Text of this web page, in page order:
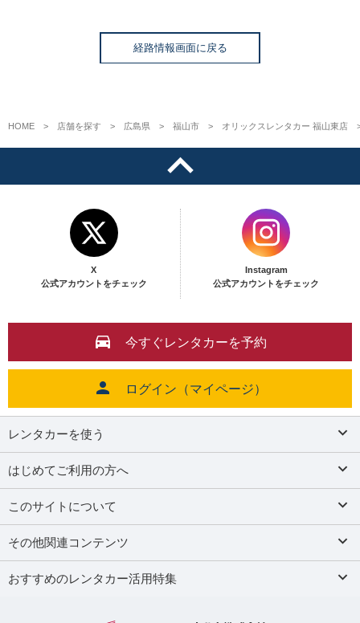
経路情報画面に戻る
HOME 店舗を探す 広島県 福山市 オリックスレンタカー 福山東店
X
公式アカウントをチェック
Instagram
公式アカウントをチェック
今すぐレンタカーを予約
ログイン（マイページ）
レンタカーを使う
はじめてご利用の方へ
このサイトについて
その他関連コンテンツ
おすすめのレンタカー活用特集